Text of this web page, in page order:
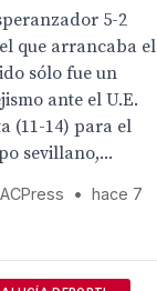
5-2
que arrancaba el
sólo fue un
ante el U.E.
(11-14) para el
sevillano,...
•
hace 7